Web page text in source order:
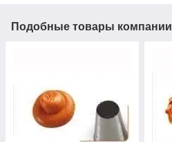
Подобные товары компании